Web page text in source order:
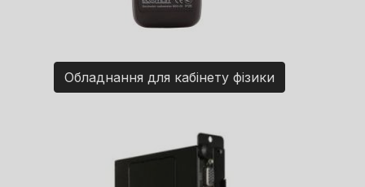
Обладнання для кабінету фізики